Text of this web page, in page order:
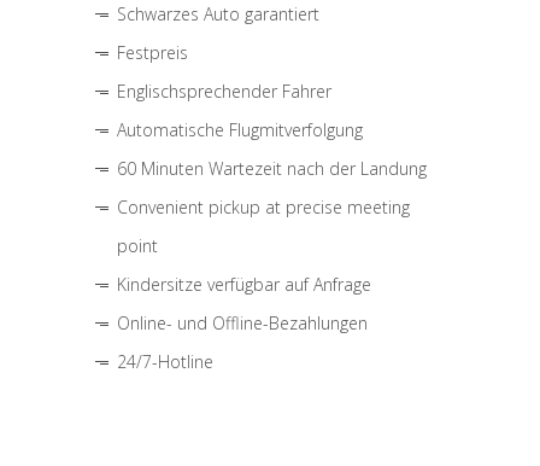
Schwarzes Auto garantiert
Festpreis
Englischsprechender Fahrer
Automatische Flugmitverfolgung
60 Minuten Wartezeit nach der Landung
Convenient pickup at precise meeting
point
Kindersitze verfügbar auf Anfrage
Online- und Offline-Bezahlungen
24/7-Hotline